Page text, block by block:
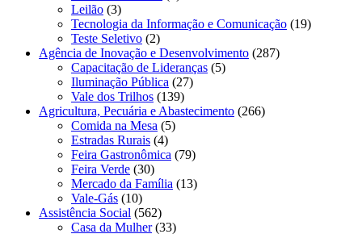
Leilão (3)
Tecnologia da Informação e Comunicação (19)
Teste Seletivo (2)
Agência de Inovação e Desenvolvimento (287)
Capacitação de Lideranças (5)
Iluminação Pública (27)
Vale dos Trilhos (139)
Agricultura, Pecuária e Abastecimento (266)
Comida na Mesa (5)
Estradas Rurais (4)
Feira Gastronômica (79)
Feira Verde (30)
Mercado da Família (13)
Vale-Gás (10)
Assistência Social (562)
Casa da Mulher(33)